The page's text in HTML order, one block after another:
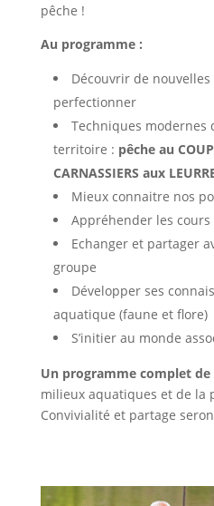
pêche !
Au programme :
Découvrir de
perfectionner
Techniques modernes
territoire : pêche au
CARNASSIERS aux
Mieux connaitre nos
Appréhender les cours
Echanger et partager
groupe
Développer ses
aquatique (faune et flore)
S’initier au monde
Un programme complet de
milieux aquatiques et de la
Convivialité et partage